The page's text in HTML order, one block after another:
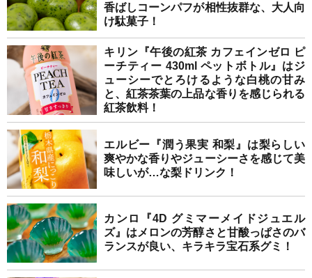
香ばしコーンパフが相性抜群な、大人向
け駄菓子！
キリン『午後の紅茶 カフェインゼロ ピ
ーチティー 430ml ペットボトル』はジ
ューシーでとろけるような白桃の甘み
と、紅茶茶葉の上品な香りを感じられる
紅茶飲料！
エルビー『潤う果実 和梨』は梨らしい
爽やかな香りやジューシーさを感じて美
味しいが…な梨ドリンク！
カンロ『4D グミマーメイドジュエル
ズ』はメロンの芳醇さと甘酸っぱさのバ
ランスが良い、キラキラ宝石系グミ！